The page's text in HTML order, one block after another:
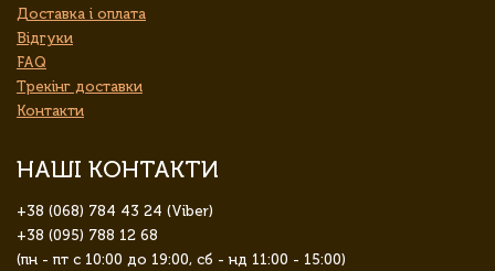
Доставка і оплата
Відгуки
FAQ
Трекінг доставки
Контакти
НАШІ КОНТАКТИ
+38 (068) 784 43 24 (Viber)
+38 (095) 788 12 68
(пн - пт с 10:00 до 19:00, сб - нд 11:00 - 15:00)